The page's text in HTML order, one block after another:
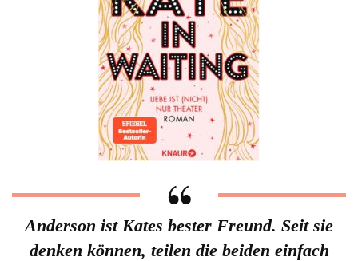
Anderson ist Kates bester Freund. Seit sie
denken können, teilen die beiden einfach